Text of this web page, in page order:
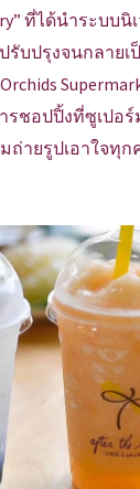
ที่ได้นำระบบ
บปรุงจนกลายเ
รชอปปิ้งที่ซูเปอ
ถ่ายรูปเอาใจทุ